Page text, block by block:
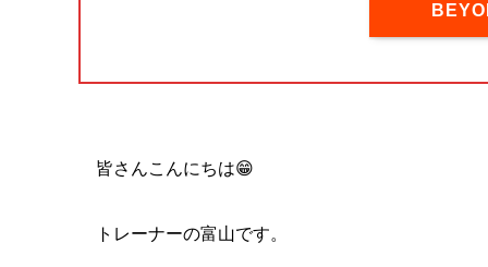
皆さんこんにちは😁
トレーナーの富山です。